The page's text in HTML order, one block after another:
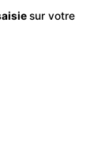
sur votre